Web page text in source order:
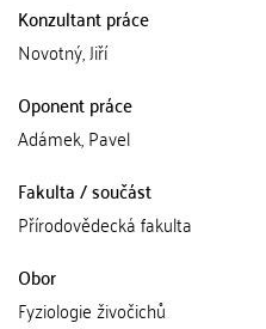
Konzultant práce
Novotný, Jiří
Oponent práce
Adámek, Pavel
Fakulta / součást
Přírodovědecká fakulta
Obor
Fyziologie živočichů